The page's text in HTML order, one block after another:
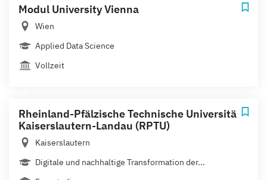
Modul University Vienna
Wien
Applied Data Science
Vollzeit
Rheinland-Pfälzische Technische Universität
Kaiserslautern-Landau (RPTU)
Kaiserslautern
Digitale und nachhaltige Transformation der...